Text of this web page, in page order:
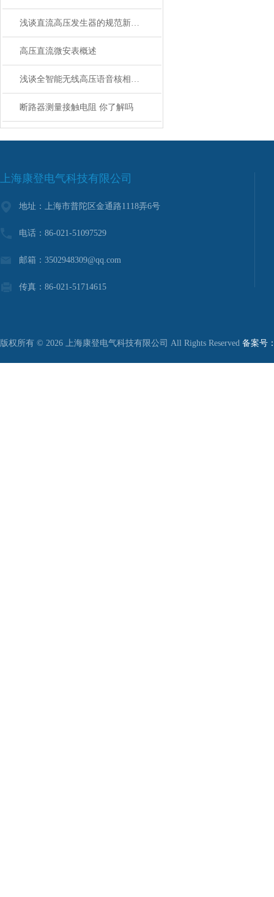
浅谈直流高压发生器的规范新趋势
高压直流微安表概述
浅谈全智能无线高压语音核相仪性能
断路器测量接触电阻 你了解吗
上海康登电气科技有限公司
地址：上海市普陀区金通路1118弄6号
电话：86-021-51097529
邮箱：3502948309@qq.com
传真：86-021-51714615
版权所有 © 2026 上海康登电气科技有限公司 All Rights Reserved 备案号